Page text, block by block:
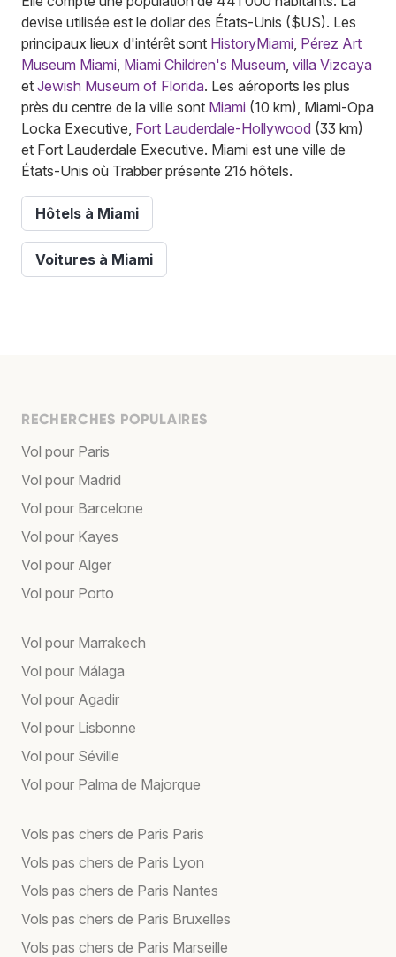
devise utilisée est le dollar des États-Unis ($US). Les
principaux lieux d'intérêt sont HistoryMiami Pérez Art
Museum Miami Miami Children's Museum villa Vizcaya
et Jewish Museum of Florida. Les aéroports les plus
près du centre de la ville sont Miami (10 km), Miami-Opa
Locka Executive, Fort Lauderdale-Hollywood (33 km)
et Fort Lauderdale Executive. Miami est une ville de
États-Unis où Trabber présente 216 hôtels.
Hôtels à Miami
Voitures à Miami
RECHERCHES POPULAIRES
Vol pour Paris
Vol pour Madrid
Vol pour Barcelone
Vol pour Kayes
Vol pour Alger
Vol pour Porto
Vol pour Marrakech
Vol pour Málaga
Vol pour Agadir
Vol pour Lisbonne
Vol pour Séville
Vol pour Palma de Majorque
Vols pas chers de Paris Paris
Vols pas chers de Paris Lyon
Vols pas chers de Paris Nantes
Vols pas chers de Paris Bruxelles
Vols pas chers de Paris Marseille